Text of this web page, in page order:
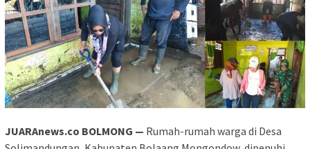
JUARAnews.co BOLMONG — Rumah-rumah warga di Desa